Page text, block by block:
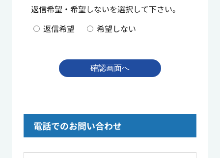
返信希望・希望しないを選択して下さい。
返信希望
希望しない
電話でのお問い合わせ